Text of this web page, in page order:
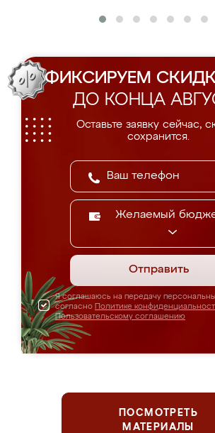
ФИКСИРУЕМ
ДО КОНЦА
Оставьте заявку сейчас,
сохранится.
Желаемый
Отправить
Я соглашаюсь на передачу
согласно Политике
Пользовательскому соглашению
ПОСМОТРЕТЬ
МАТЕРИАЛЫ